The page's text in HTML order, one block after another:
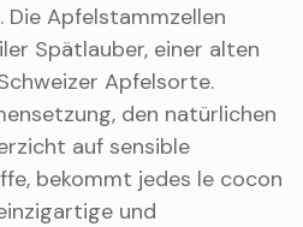
Die Apfelstammzellen
Spätlauber, einer alten
Apfelsorte.
den natürlichen
auf sensible
bekommt jedes le cocon
und